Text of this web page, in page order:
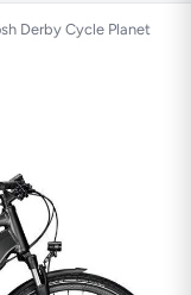
Derby Cycle Planet